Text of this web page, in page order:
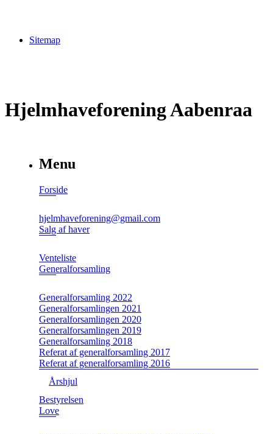
Sitemap
Hjelmhaveforening Aabenraa
Menu
Forside
hjelmhaveforening@gmail.com
Salg af haver
Venteliste
Generalforsamling
Generalforsamling 2022
Generalforsamlingen 2021
Generalforsamlingen 2020
Generalforsamlingen 2019
Generalforsamling 2018
Referat af generalforsamling 2017
Referat af generalforsamling 2016
Årshjul
Bestyrelsen
Love